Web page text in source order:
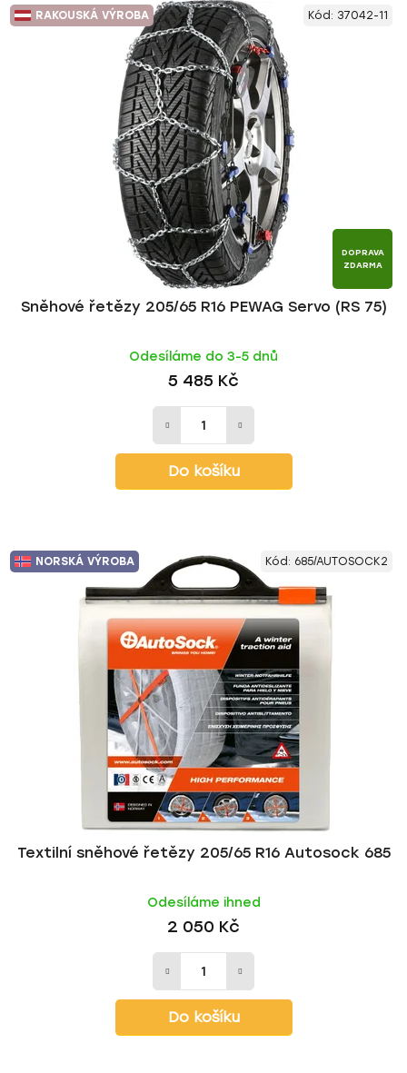
RAKOUSKÁ VÝROBA
DOPRAVA
ZDARMA
Sněhové řetězy 205/65 R16 PEWAG Servo (RS 75)
Odesíláme do 3-5 dnů
5 485 Kč
Do košíku
Kód: 37042-11
NORSKÁ VÝROBA
Textilní sněhové řetězy 205/65 R16 Autosock 685
Odesíláme ihned
2 050 Kč
Do košíku
Kód: 685/AUTOSOCK2